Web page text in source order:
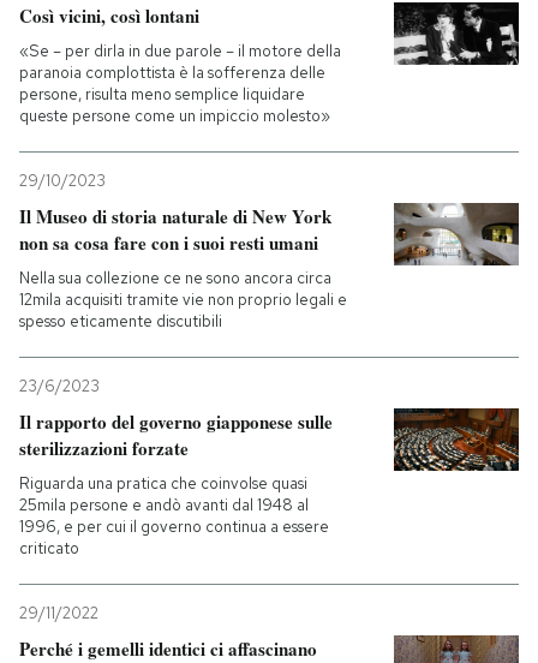
Così vicini, così lontani
«Se – per dirla in due parole – il motore della
paranoia complottista è la sofferenza delle
persone, risulta meno semplice liquidare
queste persone come un impiccio molesto»
29/10/2023
Il Museo di storia naturale di New York
non sa cosa fare con i suoi resti umani
Nella sua collezione ce ne sono ancora circa
12mila acquisiti tramite vie non proprio legali e
spesso eticamente discutibili
23/6/2023
Il rapporto del governo giapponese sulle
sterilizzazioni forzate
Riguarda una pratica che coinvolse quasi
25mila persone e andò avanti dal 1948 al
1996, e per cui il governo continua a essere
criticato
29/11/2022
Perché i gemelli identici ci affascinano